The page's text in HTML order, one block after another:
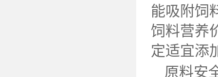
能吸附饲
饲料营养
定适宜添
原料安